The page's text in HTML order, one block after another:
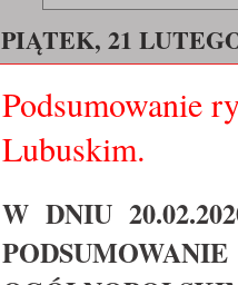
PIĄTEK, 21
Podsumowanie
Lubuskim.
W DNIU